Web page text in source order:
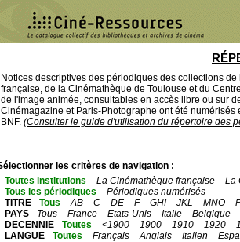
Notices descriptives des périodiques des collections
française, de la Cinémathèque de Toulouse et du
de l'image animée, consultables en accès libre ou sur
Cinémagazine et Paris-Photographe ont été numérisés
BNF. (Consulter le guide d'utilisation du répertoire des
les critères de navigation :
Toutes institutions
La Cinémathèque française La
Tous les périodiques
Périodiques numérisés
TITRE
Tous AB C DE F GHI JKL MNO
PAYS
Tous France Etats-Unis Italie Belgique
DECENNIE
Toutes <1900 1900 1910 1920
LANGUE
Toutes Français Anglais Italien